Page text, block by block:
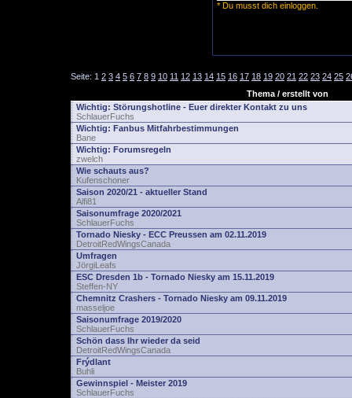
* Du musst dich einloggen.
Seite: 1 2 3 4 5 6 7 8 9 10 11 12 13 14 15 16 17 18 19 20 21 22 23 24 25
Thema / erstellt von
Wichtig: Störungshotline - Euer direkter Kontakt zu uns
SchlauerFuchs
Wichtig: Fanbus Mitfahrbestimmungen
Bane
Wichtig: Forumsregeln
zwelch
Wie schauts aus?
Kufenschoner
Saison 2020/21 - aktueller Stand
Alfi81
Saisonumfrage 2020/2021
SchlauerFuchs
Tornado Niesky - ECC Preussen am 02.11.2019
DetroitRedWingsCanada
Umfragen
JörgiLeafs
ESC Dresden 1b - Tornado Niesky am 15.11.2019
Steffen-NY
Chemnitz Crashers - Tornado Niesky am 09.11.2019
masseljoe
Saisonumfrage 2019/2020
SchlauerFuchs
Schön dass Ihr wieder da seid
DetroitRedWingsCanada
Frýdlant
Buhli
Gewinnspiel - Meister 2019
SchlauerFuchs